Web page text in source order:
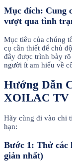
Mục đích: Cung
vượt qua tình
Mục tiêu của chúng
cụ cần thiết để chủ
đây được trình bày
người ít am hiểu về
Hướng Dẫn
XOILAC TV
Hãy cùng đi vào chi
hạn:
Bước 1: Thử các
giản nhất)